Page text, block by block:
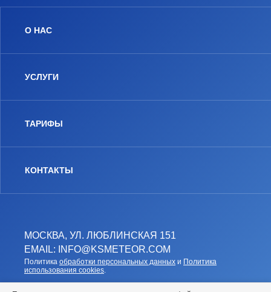
МОСКВА, УЛ. ЛЮБЛИНСКАЯ 151
EMAIL: INFO@KSMETEOR.COM
Политика обработки персональных данных и Политика
использования cookies.
О НАС
УСЛУГИ
ТАРИФЫ
КОНТАКТЫ